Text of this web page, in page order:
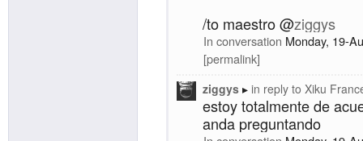
/to maestro @ziggys
In conversation Monday, 19-
permalink
ziggys in reply to Xiku
estoy totalmente de
anda preguntando